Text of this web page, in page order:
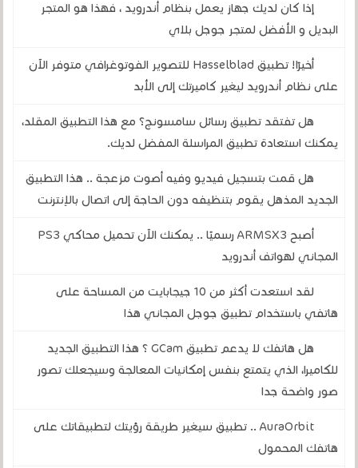
إذا كان لديك جهاز يعمل بنظام أندرويد ، فهذا هو المتجر
البديل و الأفضل لمتجر جوجل بلاي
أخيرًا! تطبيق Hasselblad للتصوير الفوتوغرافي متوفر الآن
على نظام أندرويد ليغير كاميرتك إلى الأبد
هل تفتقد تطبيق رسائل سامسونج؟ مع هذا التطبيق المقلد،
يمكنك استعادة تطبيق المراسلة المفضل لديك.
هل قمت بتسجيل فيديو وفيه أصوت مزعجة .. هذا التطبيق
الجديد المذهل يقوم بتنظيفه دون الحاجة إلى اتصال بالإنترنت
أصبح ARMSX3 رسميًا .. يمكنك الآن تحميل محاكي PS3
المجاني لهواتف أندرويد
لقد استعدت أكثر من 10 جيجابايت من المساحة على
هاتفي باستخدام تطبيق جوجل المجاني هذا
هل هاتفك لا يدعم تطبيق GCam ؟ هذا التطبيق الجديد
للكاميرا، الذي يتمتع بنفس إمكانيات المعالجة وسيجعلك تصور
صور واضحة جدا
AuraOrbit .. تطبيق سيغير طريقة رؤيتك لتطبيقاتك على
هاتفك المحمول